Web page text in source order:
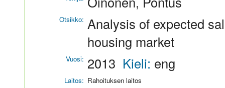
Otsikko: Analysis of expected
housing market
Vuosi: 2013 Kieli: eng
Laitos: Rahoituksen laitos